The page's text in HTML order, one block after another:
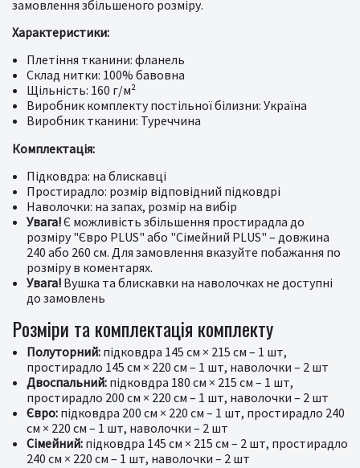
замовлення збільшеного розміру.
Характеристики:
Плетіння тканини: фланель
Склад нитки: 100% бавовна
Щільність: 160 г/м²
Виробник комплекту постільної білизни: Україна
Виробник тканини: Туреччина
Комплектація:
Підковдра: на блискавці
Простирадло: розмір відповідний підковдрі
Наволочки: на запах, розмір на вибір
Увага!Є можливість збільшення простирадла до
розміру "Євро PLUS" або "Сімейний PLUS" – довжина
240 або 260 см. Для замовлення вказуйте побажання по
розміру в коментарях.
Увага! Вушка та блискавки на наволочках не доступні
до замовлень
Розміри та комплектація комплекту
Полуторний: підковдра 145 см × 215 см – 1 шт,
простирадло 145 см × 220 см – 1 шт, наволочки – 2 шт
Двоспальний: підковдра 180 см × 215 см – 1 шт,
простирадло 200 см × 220 см – 1 шт, наволочки – 2 шт
Євро: підковдра 200 см × 220 см – 1 шт, простирадло 240
см × 220 см – 1 шт, наволочки – 2 шт
Сімейний: підковдра 145 см × 215 см – 2 шт, простирадло
240 см × 220 см – 1 шт, наволочки – 2 шт